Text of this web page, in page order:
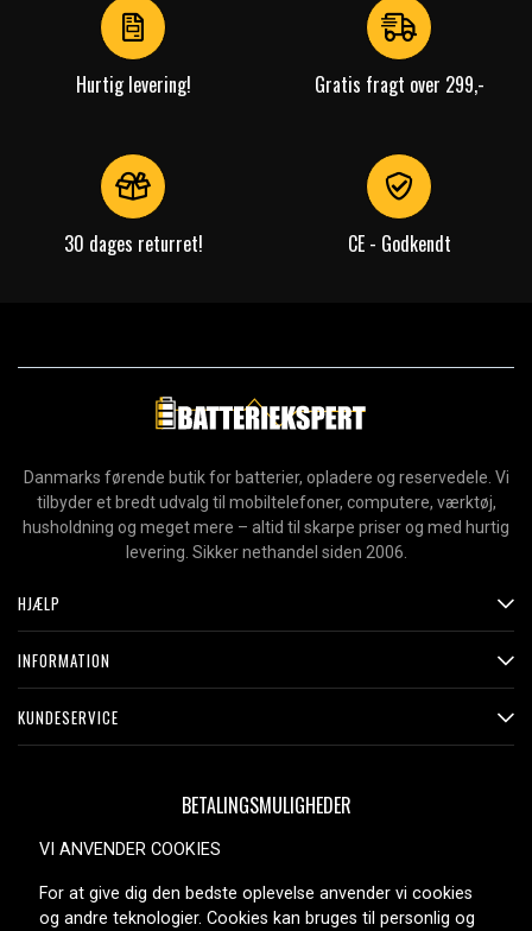
Hurtig levering! Gratis fragt over 299,-
30 dages returret! CE - Godkendt
Danmarks førende butik for batterier, opladere og reservedele. Vi
tilbyder et bredt udvalg til mobiltelefoner, computere, værktøj,
husholdning og meget mere – altid til skarpe priser og med hurtig
levering. Sikker nethandel siden 2006.
HJÆLP
INFORMATION
KUNDESERVICE
BETALINGSMULIGHEDER
LEVERINGSMULIGHEDER
VI ANVENDER COOKIES
For at give dig den bedste oplevelse anvender vi cookies
og andre teknologier. Cookies kan bruges til personlig og